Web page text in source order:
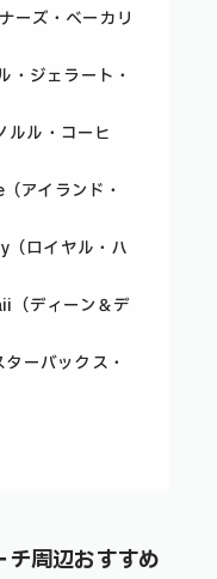
ーズ・ベーカリ
ジェラート・
ル・コーヒ
アイランド・
ロイヤル・ハ
（ディーン＆デ
ーバックス・
周辺おすすめ